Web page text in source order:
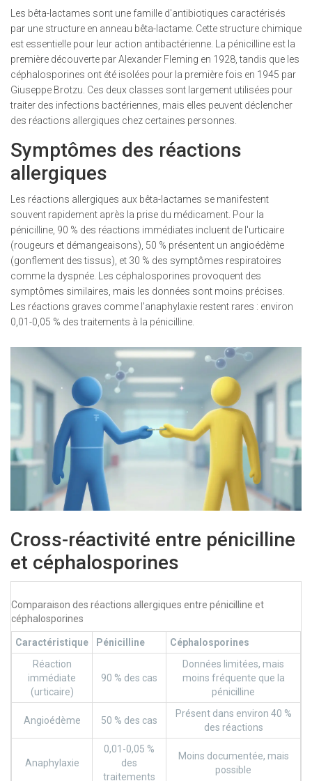
Les bêta-lactames sont une famille d'antibiotiques caractérisés
par une structure en anneau bêta-lactame. Cette structure chimique
est essentielle pour leur action antibactérienne. La pénicilline est la
première découverte par Alexander Fleming en 1928 , tandis que les
céphalosporines ont été isolées pour la première fois en 1945 par
Giuseppe Brotzu. Ces deux classes sont largement utilisées pour
traiter des infections bactériennes, mais elles peuvent déclencher
des réactions allergiques chez certaines personnes.
Symptômes des réactions
allergiques
Les réactions allergiques aux bêta-lactames se manifestent
souvent rapidement après la prise du médicament. Pour la
pénicilline , 90 % des réactions immédiates incluent de l'urticaire
(rougeurs et démangeaisons), 50 % présentent un angioédème
(gonflement des tissus), et 30 % des symptômes respiratoires
comme la dyspnée. Les céphalosporines provoquent des
symptômes similaires, mais les données sont moins précises.
Les réactions graves comme l'anaphylaxie restent rares : environ
0,01-0,05 % des traitements à la pénicilline.
Cross-réactivité entre pénicilline
et céphalosporines
Comparaison des réactions allergiques entre pénicilline et
céphalosporines
Caractéristique Pénicilline
Céphalosporines
Réaction
immédiate
(urticaire)
90 % des cas
Données limitées, mais
moins fréquente que la
pénicilline
Angioédème 50 % des cas
Présent dans environ 40 %
des réactions
Anaphylaxie
0,01-0,05 %
des
traitements
Moins documentée, mais
possible